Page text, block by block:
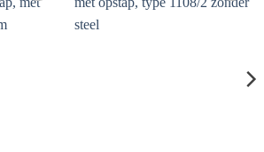
Toevoegen